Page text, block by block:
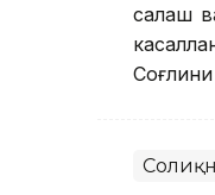
сақлаш